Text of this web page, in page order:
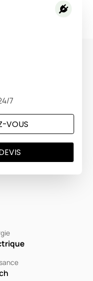
7
VOUS